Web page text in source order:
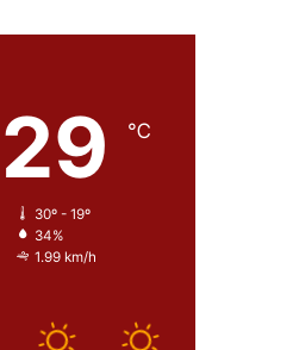
29 ℃
30º - 19º
34%
1.99 km/h